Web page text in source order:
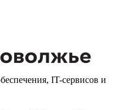
IT-сервисов и